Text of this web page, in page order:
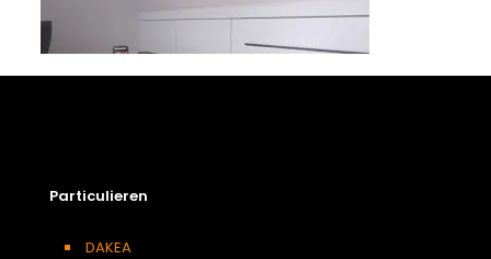
Particulieren
DAKEA